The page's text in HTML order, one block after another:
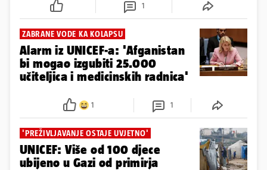
1
ZABRANE VODE KA KOLAPSU
Alarm iz UNICEF-a: 'Afganistan
bi mogao izgubiti 25.000
učiteljica i medicinskih radnica'
1 1
'PREŽIVLJAVANJE OSTAJE UVJETNO'
UNICEF: Više od 100 djece
ubijeno u Gazi od primirja